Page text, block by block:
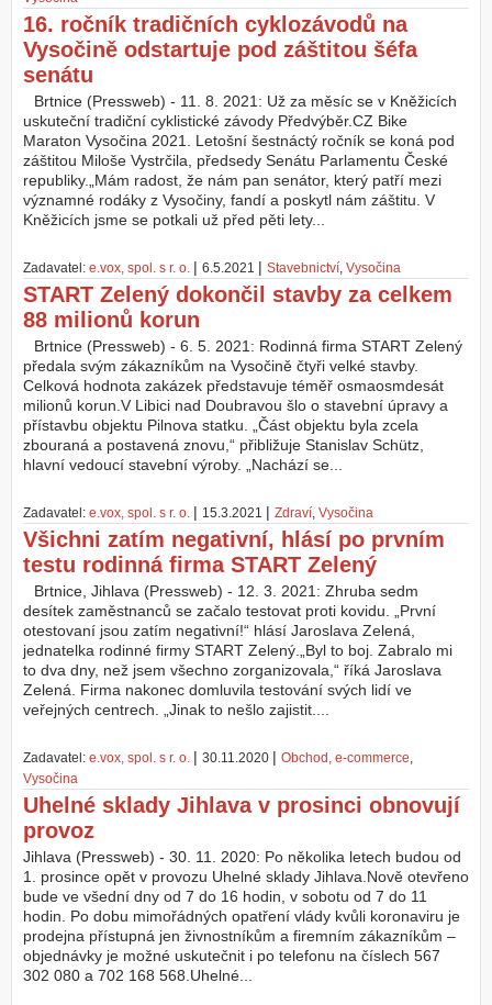
16. ročník tradičních cyklozávodů na
Vysočině odstartuje pod záštitou šéfa
senátu
Brtnice (Pressweb) - 11. 8. 2021: Už za měsíc se v Kněžicích
uskuteční tradiční cyklistické závody Předvýběr.CZ Bike
Maraton Vysočina 2021. Letošní šestnáctý ročník se koná pod
záštitou Miloše Vystrčila, předsedy Senátu Parlamentu České
republiky.„Mám radost, že nám pan senátor, který patří mezi
významné rodáky z Vysočiny, fandí a poskytl nám záštitu. V
Kněžicích jsme se potkali už před pěti lety...
Zadavatel: e.vox, spol. s r. o. | 6.5.2021 | Stavebnictví, Vysočina
START Zelený dokončil stavby za celkem
88 milionů korun
Brtnice (Pressweb) - 6. 5. 2021: Rodinná firma START Zelený
předala svým zákazníkům na Vysočině čtyři velké stavby.
Celková hodnota zakázek představuje téměř osmaosmdesát
milionů korun.V Libici nad Doubravou šlo o stavební úpravy a
přístavbu objektu Pilnova statku. „Část objektu byla zcela
zbouraná a postavená znovu,“ přibližuje Stanislav Schütz,
hlavní vedoucí stavební výroby. „Nachází se...
Zadavatel: e.vox, spol. s r. o. | 15.3.2021 | Zdraví, Vysočina
Všichni zatím negativní, hlásí po prvním
testu rodinná firma START Zelený
Brtnice, Jihlava (Pressweb) - 12. 3. 2021: Zhruba sedm
desítek zaměstnanců se začalo testovat proti kovidu. „První
otestovaní jsou zatím negativní!“ hlásí Jaroslava Zelená,
jednatelka rodinné firmy START Zelený.„Byl to boj. Zabralo mi
to dva dny, než jsem všechno zorganizovala,“ říká Jaroslava
Zelená. Firma nakonec domluvila testování svých lidí ve
veřejných centrech. „Jinak to nešlo zajistit....
Zadavatel: e.vox, spol. s r. o. | 30.11.2020 | Obchod, e-commerce,
Vysočina
Uhelné sklady Jihlava v prosinci obnovují
provoz
Jihlava (Pressweb) - 30. 11. 2020: Po několika letech budou od
1. prosince opět v provozu Uhelné sklady Jihlava.Nově otevřeno
bude ve všední dny od 7 do 16 hodin, v sobotu od 7 do 11
hodin. Po dobu mimořádných opatření vlády kvůli koronaviru je
prodejna přístupná jen živnostníkům a firemním zákazníkům ‒
objednávky je možné uskutečnit i po telefonu na číslech 567
302 080 a 702 168 568.Uhelné...